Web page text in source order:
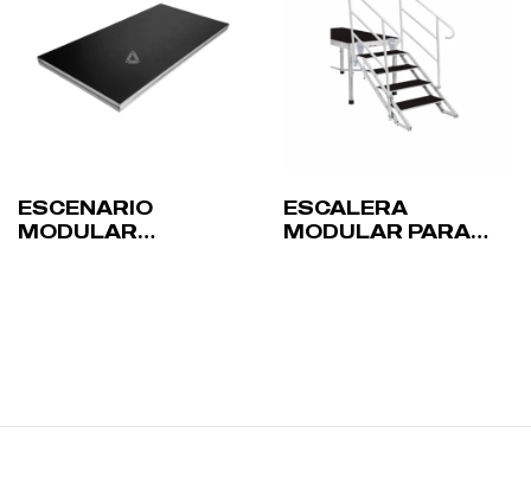
ESCENARIO
MODULAR
ESCALERA
MODULAR PARA